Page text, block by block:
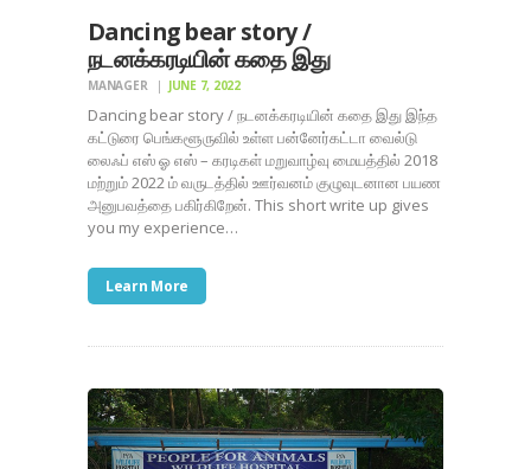
Dancing bear story /
நடனக்கரடியின் கதை இது
MANAGER JUNE 7, 2022
Dancing bear story / நடனக்கரடியின் கதை இது இந்த
கட்டுரை பெங்களூருவில் உள்ள பன்னேர்கட்டா வைல்டு
லைஃப் எஸ் ஓ எஸ் – கரடிகள் மறுவாழ்வு மையத்தில் 2018
மற்றும் 2022 ம் வருடத்தில் ஊர்வனம் குழுவுடனான பயண
அனுபவத்தை பகிர்கிறேன். This short write up gives
you my experience…
Learn More